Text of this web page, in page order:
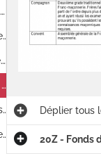
Locaux sis dans un bâtiment appartenant aux Visitandines, travaux d'aménagement et d'ameublement : état des dépenses, états des meubles à acheter, liste.
Locaux sis dans la maison de Jean Antoine Corret, signature d'un contrat de bail avec les Frères Proudhon, Mouton, Von Aiche, Colombot et Cassard (1813) ; travaux de menuiserie : procès-verbal, facture (1815).
Locaux sis à côté de l'Abbaye de Saint-Paul, travaux de menuiserie : factures.
Appartement sis au deuxième étage d'une maison 4 rue du Lycée, signature d'un contrat de bail entre Jean Baptiste Convers et les Frères Monnot, Morel, Lhomme, Ferniot, Cassard et Von Aiche (1820) ; renouvellement du contrat de bail avec les Frères Janson, Chalmin et Clément (1829).
Loge La Constante Amitié, inventaire des meubles et ustensiles.
Société civile "La Franc-maçonnerie Bisontine", demande de restitution des biens mis sous séquestre durant l'Occupation : procès-verbal de remise, liste des membres du bureau, correspondance (1945-1947) ; remise en état des locaux : factures, correspondance (1947-1948).
Dépliertous
20Z - Fonds